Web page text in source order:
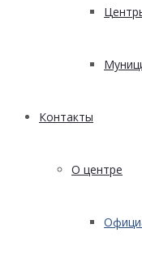
Контакты
О центре